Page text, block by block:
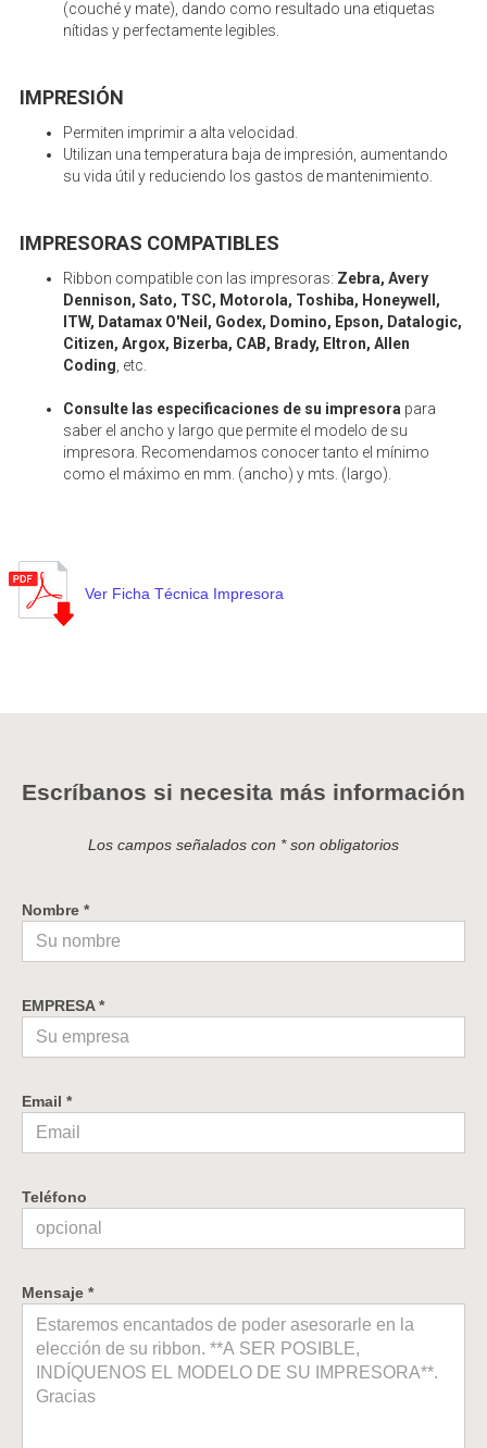
(couché y mate), dando como resultado una etiquetas
nítidas y perfectamente legibles.
IMPRESIÓN
Permiten imprimir a alta velocidad.
Utilizan una temperatura baja de impresión, aumentando
su vida útil y reduciendo los gastos de mantenimiento.
IMPRESORAS COMPATIBLES
Ribbon compatible con las impresoras: Zebra, Avery
Dennison, Sato, TSC, Motorola, Toshiba, Honeywell,
ITW, Datamax O'Neil, Godex, Domino, Epson, Datalogic,
Citizen, Argox, Bizerba, CAB, Brady, Eltron, Allen
Coding , etc.
Consulte las especificaciones de su impresora para
saber el ancho y largo que permite el modelo de su
impresora. Recomendamos conocer tanto el mínimo
como el máximo en mm. (ancho) y mts. (largo).
Ver Ficha Técnica Impresora
Escríbanos si necesita más información
Los campos señalados con * son obligatorios
Nombre *
EMPRESA *
Email *
Teléfono
Mensaje *